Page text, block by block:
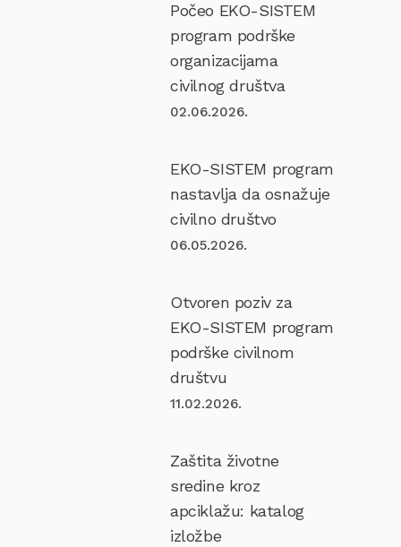
Počeo EKO-SISTEM
program podrške
organizacijama
civilnog društva
02.06.2026.
EKO-SISTEM program
nastavlja da osnažuje
civilno društvo
06.05.2026.
Otvoren poziv za
EKO-SISTEM program
podrške civilnom
društvu
11.02.2026.
Zaštita životne
sredine kroz
apciklažu: katalog
izložbe